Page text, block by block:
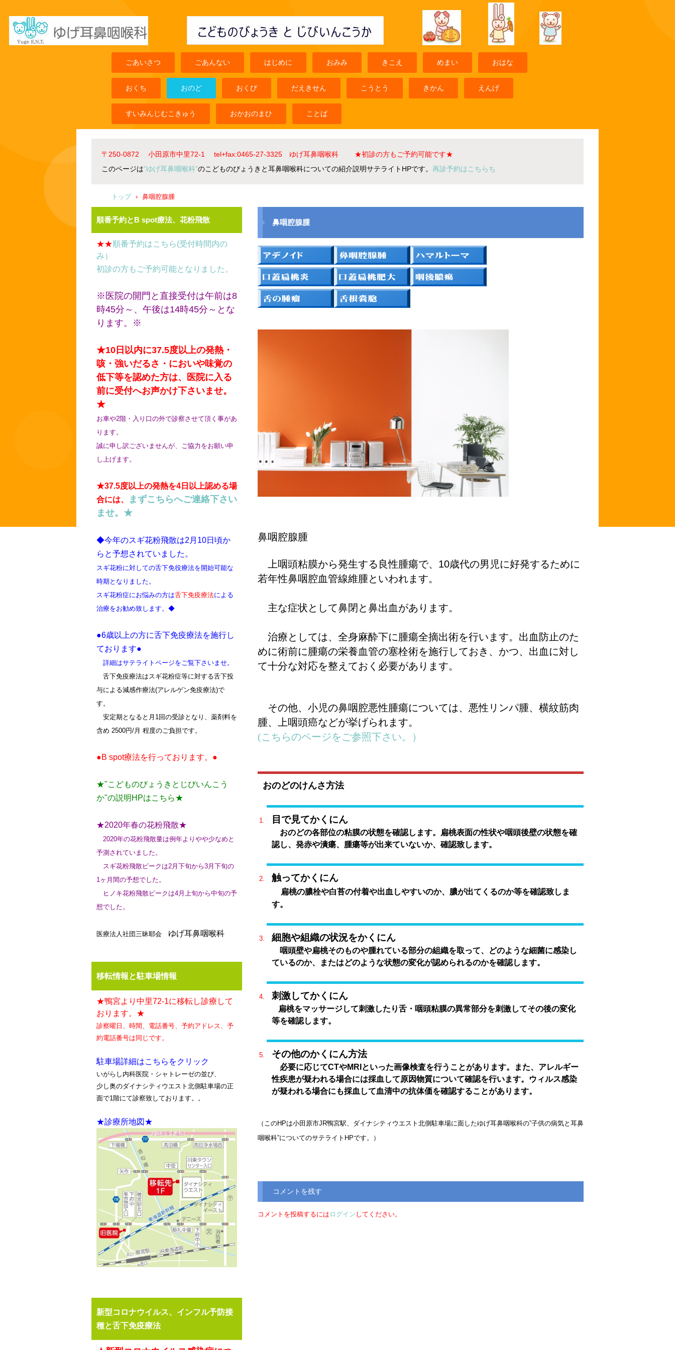
〒250-0872 小田原市中里72-1 tel+fax:0465-27-3325 ゆげ耳鼻咽喉科 ★初診の方もご予約可能です★
このページは”ゆげ耳鼻咽喉科”のこどものびょうきと耳鼻咽喉科についての紹介説明サテライトHPです。 再診予約はこちらち
ごあいさつ ごあんない はじめに おみみ きこえ めまい おはな
おくち おのど おくび だえきせん こうとう きかん えんげ
すいみんじむこきゅう おかおのまひ ことば
トップ › 鼻咽腔腺腫
鼻咽腔腺腫
鼻咽腔腺腫
上咽頭粘膜から発生する良性腫瘍で、 10歳代の男児に好発するために
若年性鼻咽腔血管線維腫といわれます。
主な症状として鼻閉と鼻出血があります。
治療としては、全身麻酔下に腫瘍全摘出術を行います。出血防止のた
めに術前に腫瘍の栄養血管の塞栓術を施行しておき、かつ、出血に対し
て十分な対応を整えておく必要があります。
その他、小児の鼻咽腔悪性腫瘍については、悪性リンパ腫、横紋筋肉
腫、上咽頭癌などが挙げられます。
(こちらのページをご参照下さい。）
おのどのけんさ方法
目で見てかくにん
おのどの各部位の粘膜の状態を確認します。扁桃表面の性状や咽頭後壁の状態を確
認し、発赤や潰瘍、腫瘍等が出来ていないか、確認致します。
触ってかくにん
扁桃の膿栓や白苔の付着や出血しやすいのか、膿が出てくるのか等を確認致しま
す。
細胞や組織の状況をかくにん
咽頭壁や扁桃そのものや腫れている部分の組織を取って、どのような細菌に感染し
ているのか、またはどのような状態の変化が認められるのかを確認します。
刺激してかくにん
扁桃をマッサージして刺激したり舌・咽頭粘膜の異常部分を刺激してその後の変化
等を確認します。
その他のかくにん方法
必要に応じてCTやMRIといった画像検査を行うことがあります。また、アレルギー
性疾患が疑われる場合には採血して原因物質について確認を行います。ウィルス感染
が疑われる場合にも採血して血清中の抗体価を確認することがあります。
（このHPは小田原市JR鴨宮駅、ダイナシティウエスト北側駐車場に面したゆげ耳鼻咽喉科の”子供の病気と耳鼻
咽喉科”についてのサテライトHPです。）
コメントを残す
コメントを投稿するには ログイン してください。
順番予約とB spot療法、花粉飛散
★★ 順番予約はこちら(受付時間内の
み）
初診の方もご予約可能となりました。
※医院の開門と直接受付は午前は8
時45分～、午後は14時45分～とな
ります。※
★10日以内に37.5度以上の発熱・
咳・強いだるさ・においや味覚の
低下等を認めた方は、医院に入る
前に受付へお声かけ下さいませ。
★
お車や2階・入り口の外で診察させて頂く事があ
ります。
誠に申し訳ございませんが、ご協力をお願い申
し上げます。
★37.5度以上の発熱を4日以上認める場
合には、
まずこちらへご連絡下さい
ませ。★
◆今年のスギ花粉飛散は2月10日頃か
らと予想されていました。
スギ花粉に対しての舌下免役療法を開始可能な
時期となりました。
スギ花粉症にお悩みの方は舌下免疫療法による
治療をお勧め致します。 ◆
●6歳以上の方に舌下免疫療法を施行し
ております●
詳細はサテライトページをご覧下さいませ。
舌下免疫療法はスギ花粉症等に対する舌下投
与による減感作療法(アレルゲン免疫療法)で
す。
安定期となると月1回の受診となり、薬剤料を
含め 2500円/月 程度のご負担です。
●B spot療法を行っております。●
★"こどものびょうきとじびいんこう
か"の説明HPはこちら★
★2020年春の花粉飛散★
2020年の花粉飛散量は例年よりやや少なめと
予測されていました。
スギ花粉飛散ピークは2月下旬から3月下旬の
1ヶ月間の予想でした。
ヒノキ花粉飛散ピークは4月上旬から中旬の予
想でした。
医療法人社団三昧耶会 ゆげ耳鼻咽喉科
移転情報と駐車場情報
★鴨宮より中里72-1に移転し診療して
おります。★
診察曜日、時間、電話番号、予約アドレス、予
約電話番号は同じです。
駐車場詳細はこちらをクリック
いがらし内科医院・シャトレーゼの並び、
少し奥のダイナシティウエスト北側駐車場の正
面で1階にて診察致しております。。
★診療所地図★
新型コロナウイルス、インフル予防接
種と舌下免疫療法